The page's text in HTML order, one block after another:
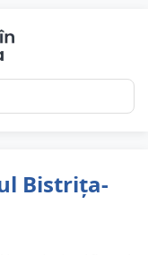
Bistrița-